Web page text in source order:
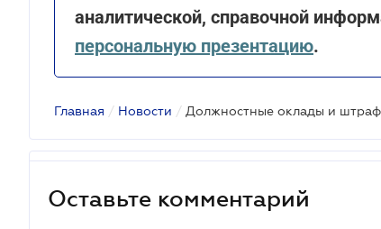
аналитической, справочной
персональную презентацию.
Главная / Новости /
Оставьте комментарий